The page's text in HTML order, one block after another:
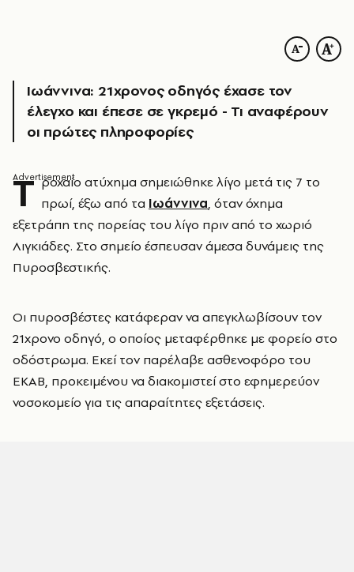
Ιωάννινα: 21χρονος οδηγός έχασε τον
έλεγχο και έπεσε σε γκρεμό - Τι αναφέρουν
οι πρώτες πληροφορίες
Τ ροχαίο ατύχημα σημειώθηκε λίγο μετά τις 7 το
πρωί, έξω από τα Ιωάννινα, όταν όχημα
εξετράπη της πορείας του λίγο πριν από το χωριό
Λιγκιάδες. Στο σημείο έσπευσαν άμεσα δυνάμεις της
Πυροσβεστικής.
Οι πυροσβέστες κατάφεραν να απεγκλωβίσουν τον
21χρονο οδηγό, ο οποίος μεταφέρθηκε με φορείο στο
οδόστρωμα. Εκεί τον παρέλαβε ασθενοφόρο του
ΕΚΑΒ, προκειμένου να διακομιστεί στο εφημερεύον
νοσοκομείο για τις απαραίτητες εξετάσεις.